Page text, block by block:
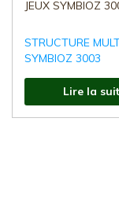
jeux,
Fonte
STRUCTURE
SYMBIOZ 3003
Lire la